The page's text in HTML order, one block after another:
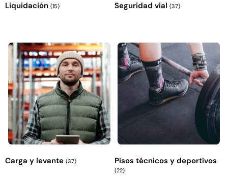
Liquidación (15) Seguridad vial (37)
Carga y levante (37) Pisos técnicos y deportivos
(22)
Explora más productos